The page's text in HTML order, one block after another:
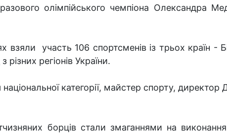
олімпійського чемпіона Олександра
взяли участь 106 спортсменів із трьох країн -
різних регіонів України.
категорії, майстер спорту,
борців стали змаганнями на